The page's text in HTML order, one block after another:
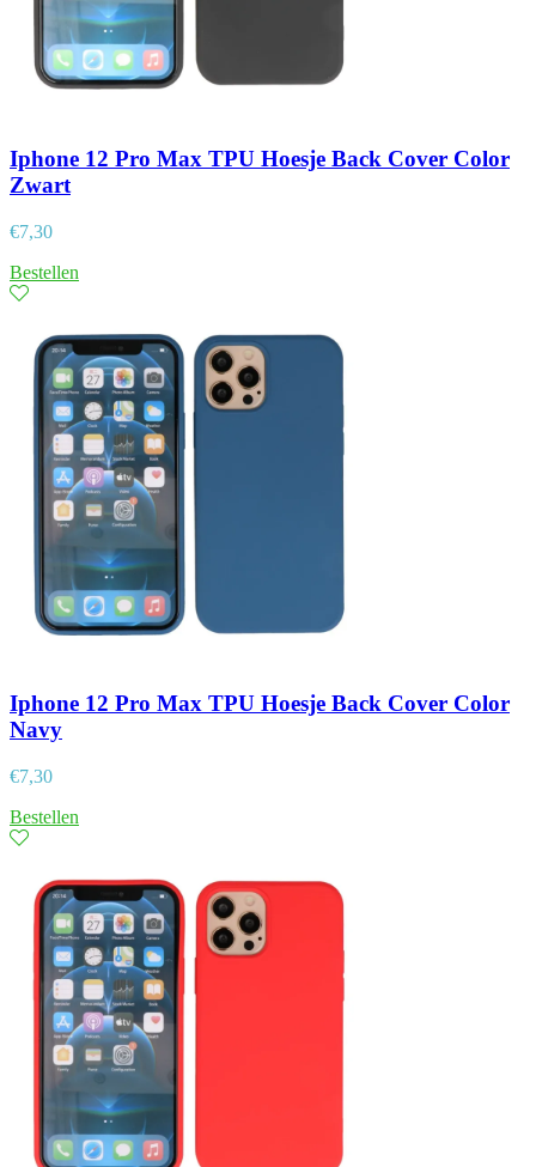
Iphone 12 Pro Max TPU Hoesje Back Cover Color
Zwart
€7,30
Bestellen
Iphone 12 Pro Max TPU Hoesje Back Cover Color
Navy
€7,30
Bestellen